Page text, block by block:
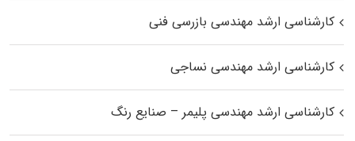
کارشناسی ارشد مهندسی بازرسی فنی
کارشناسی ارشد مهندسی نساجی
کارشناسی ارشد مهندسی پلیمر – صنایع رنگ